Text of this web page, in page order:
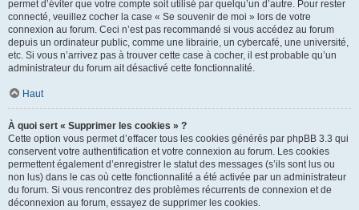
permet d’éviter que votre compte soit utilisé par quelqu’un d’autre. Pour rester
connecté, veuillez cocher la case « Se souvenir de moi » lors de votre
connexion au forum. Ceci n’est pas recommandé si vous accédez au forum
depuis un ordinateur public, comme une librairie, un cybercafé, une université,
etc. Si vous n’arrivez pas à trouver cette case à cocher, il est probable qu’un
administrateur du forum ait désactivé cette fonctionnalité.
Haut
À quoi sert « Supprimer les cookies » ?
Cette option vous permet d’effacer tous les cookies générés par phpBB 3.3 qui
conservent votre authentification et votre connexion au forum. Les cookies
permettent également d’enregistrer le statut des messages (s’ils sont lus ou
non lus) dans le cas où cette fonctionnalité a été activée par un administrateur
du forum. Si vous rencontrez des problèmes récurrents de connexion et de
déconnexion au forum, essayez de supprimer les cookies.